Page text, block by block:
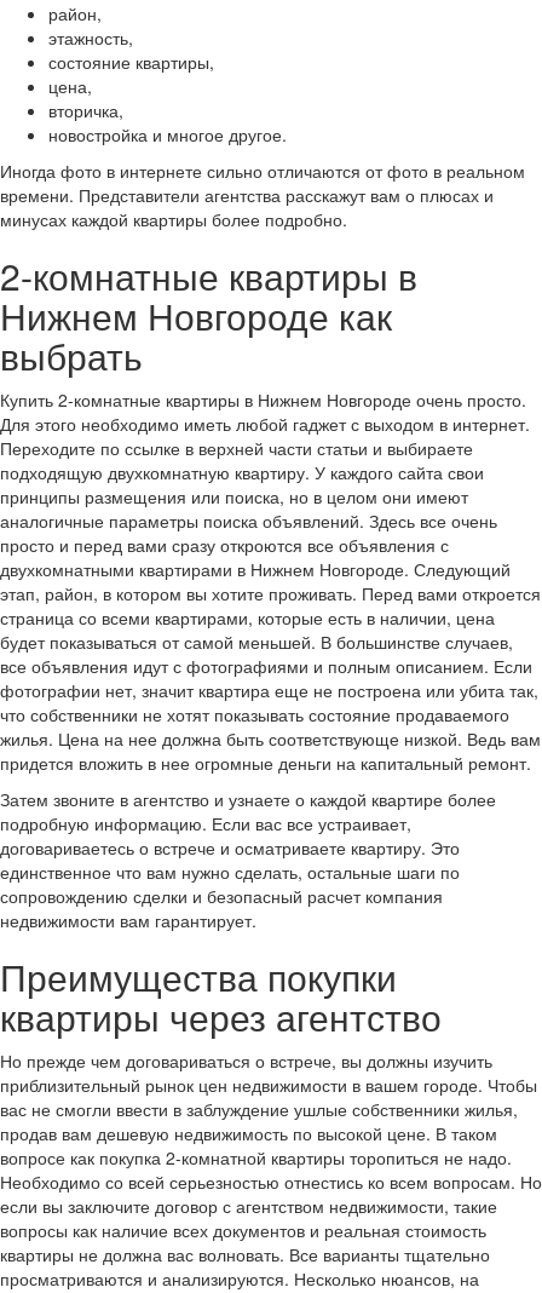
район,
этажность,
состояние квартиры,
цена,
вторичка,
новостройка и многое другое.
Иногда фото в интернете сильно отличаются от фото в реальном
времени. Представители агентства расскажут вам о плюсах и
минусах каждой квартиры более подробно.
2-комнатные квартиры в
Нижнем Новгороде как
выбрать
Купить 2-комнатные квартиры в Нижнем Новгороде очень просто.
Для этого необходимо иметь любой гаджет с выходом в интернет.
Переходите по ссылке в верхней части статьи и выбираете
подходящую двухкомнатную квартиру. У каждого сайта свои
принципы размещения или поиска, но в целом они имеют
аналогичные параметры поиска объявлений. Здесь все очень
просто и перед вами сразу откроются все объявления с
двухкомнатными квартирами в Нижнем Новгороде. Следующий
этап, район, в котором вы хотите проживать. Перед вами откроется
страница со всеми квартирами, которые есть в наличии, цена
будет показываться от самой меньшей. В большинстве случаев,
все объявления идут с фотографиями и полным описанием. Если
фотографии нет, значит квартира еще не построена или убита так,
что собственники не хотят показывать состояние продаваемого
жилья. Цена на нее должна быть соответствующе низкой. Ведь вам
придется вложить в нее огромные деньги на капитальный ремонт.
Затем звоните в агентство и узнаете о каждой квартире более
подробную информацию. Если вас все устраивает,
договариваетесь о встрече и осматриваете квартиру. Это
единственное что вам нужно сделать, остальные шаги по
сопровождению сделки и безопасный расчет компания
недвижимости вам гарантирует.
Преимущества покупки
квартиры через агентство
Но прежде чем договариваться о встрече, вы должны изучить
приблизительный рынок цен недвижимости в вашем городе. Чтобы
вас не смогли ввести в заблуждение ушлые собственники жилья,
продав вам дешевую недвижимость по высокой цене. В таком
вопросе как покупка 2-комнатной квартиры торопиться не надо.
Необходимо со всей серьезностью отнестись ко всем вопросам. Но
если вы заключите договор с агентством недвижимости, такие
вопросы как наличие всех документов и реальная стоимость
квартиры не должна вас волновать. Все варианты тщательно
просматриваются и анализируются. Несколько нюансов, на